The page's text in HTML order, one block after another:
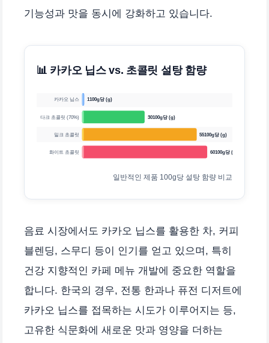
기능성과 맛을 동시에 강화하고 있습니다.
📊 카카오 닙스 vs. 초콜릿 설탕 함량
카카오 닙스 1100g당 (g)
다크 초콜릿 (70%) 30100g당 (g)
밀크 초콜릿 55100g당 (g)
화이트 초콜릿 60100g당 (g)
일반적인 제품 100g당 설탕 함량 비교
음료 시장에서도 카카오 닙스를 활용한 차, 커피
블렌딩, 스무디 등이 인기를 얻고 있으며, 특히
건강 지향적인 카페 메뉴 개발에 중요한 역할을
합니다. 한국의 경우, 전통 한과나 퓨전 디저트에
카카오 닙스를 접목하는 시도가 이루어지는 등,
고유한 식문화에 새로운 맛과 영양을 더하는